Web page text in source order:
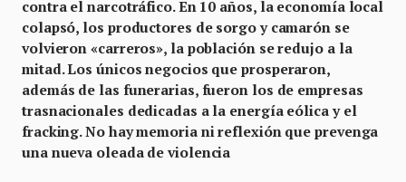
contra el narcotráfico. En 10 años, la economía local
colapsó, los productores de sorgo y camarón se
volvieron «carreros», la población se redujo a la
mitad. Los únicos negocios que prosperaron,
además de las funerarias, fueron los de empresas
trasnacionales dedicadas a la energía eólica y el
fracking. No hay memoria ni reflexión que prevenga
una nueva oleada de violencia